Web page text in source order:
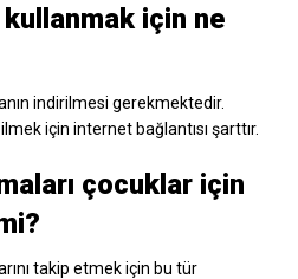
kullanmak için ne
indirilmesi gerekmektedir.
için internet bağlantısı şarttır.
çocuklar için
takip etmek için bu tür